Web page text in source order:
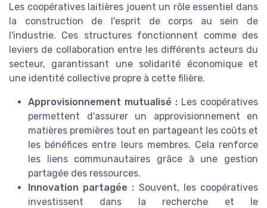
Les coopératives laitières jouent un rôle essentiel dans
la construction de l'esprit de corps au sein de
l'industrie. Ces structures fonctionnent comme des
leviers de collaboration entre les différents acteurs du
secteur, garantissant une solidarité économique et
une identité collective propre à cette filière.
Approvisionnement mutualisé : Les coopératives
permettent d'assurer un approvisionnement en
matières premières tout en partageant les coûts et
les bénéfices entre leurs membres. Cela renforce
les liens communautaires grâce à une gestion
partagée des ressources.
Innovation partagée : Souvent, les coopératives
investissent dans la recherche et le